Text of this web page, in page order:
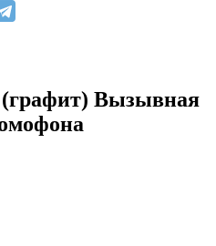
Вызывная